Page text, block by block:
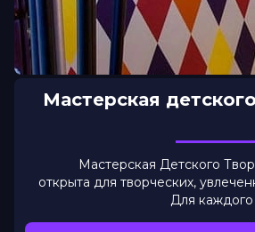
Мастерская
Мастерская Детского
открыта для творческих,
Для каждого